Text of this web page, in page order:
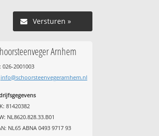
Versturen »
Arnhem
026-2001003
info@schoorsteenvegerarnhem.nl
81420382
NL8620.828.33.B01
NL65 ABNA 0493 9717 93